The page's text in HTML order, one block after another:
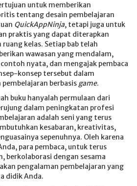
untuk memberikan
tentang desain pembelajaran
QuickAppNinja, tetapi juga untuk
praktis yang dapat diterapkan
kelas. Setiap bab telah
wawasan yang mendalam,
nyata, dan mengajak pembaca
konsep tersebut dalam
berbasis game.
buku hanyalah permulaan dari
dalam peningkatan profesi
adalah seni yang terus
kesabaran, kreativitas,
sepenuhnya. Oleh karena
para pembaca, untuk terus
berkolaborasi dengan sesama
pengalaman pembelajaran yang
didik Anda.